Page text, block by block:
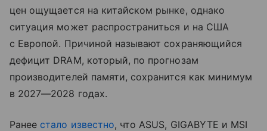
цен ощущается на китайском рынке, однако
ситуация может распространиться и на США
с Европой. Причиной называют сохраняющийся
дефицит DRAM, который, по прогнозам
производителей памяти, сохранится как минимум
в 2027—2028 годах.
Ранее стало известно, что ASUS, GIGABYTE и MSI